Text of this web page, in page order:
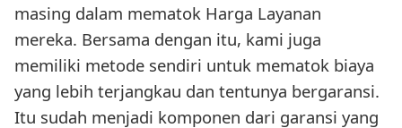
masing dalam mematok Harga Layanan
mereka. Bersama dengan itu, kami juga
memiliki metode sendiri untuk mematok biaya
yang lebih terjangkau dan tentunya bergaransi.
Itu sudah menjadi komponen dari garansi yang